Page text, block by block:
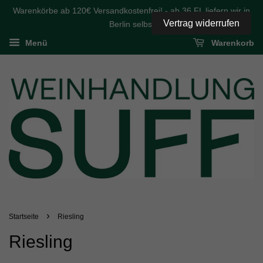
Warenkörbe ab 120€ Versandkostenfrei! - ab 36 FL liefern wir in
Berlin selbst
Menü Warenkorb
Startseite › Riesling
Riesling
Vertrag widerrufen